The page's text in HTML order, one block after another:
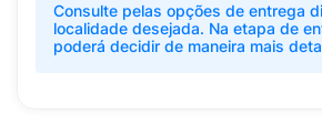
Consulte pelas opções de entrega
localidade desejada. Na etapa de
poderá decidir de maneira mais